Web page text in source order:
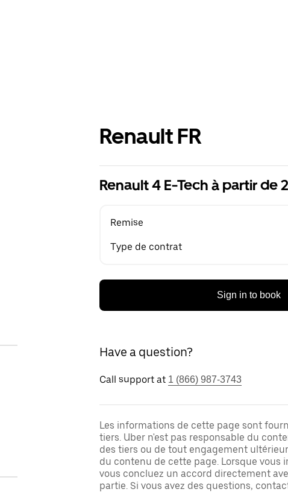
Renault FR
Renault 4 E-Tech à partir de
Remise
Type de contrat
Sign in to book
Have a question?
Call support at 1 (866) 987-3743
Les informations de cette page sont
tiers. Uber n'est pas responsable du
des tiers ou de tout engagement
du contenu de cette page. Lorsque vous
vous concluez un accord directement
partie. Si vous avez des questions,